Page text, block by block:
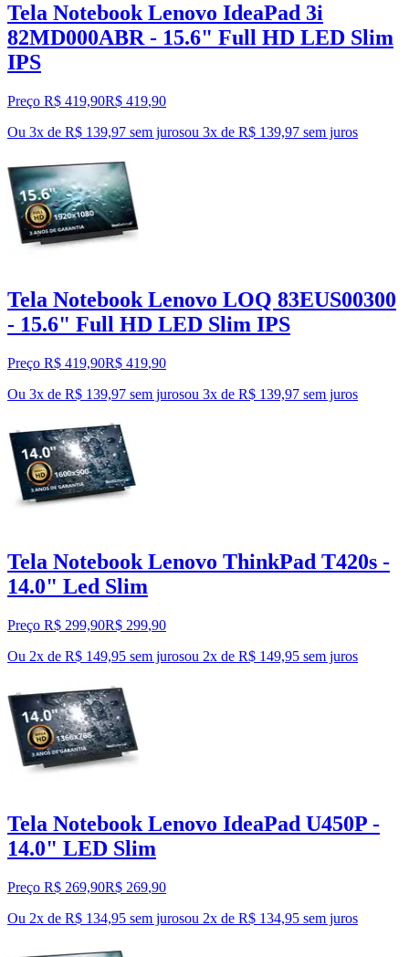
Tela Notebook Lenovo IdeaPad 3i
82MD000ABR - 15.6" Full HD LED Slim
IPS
Preço R$ 419,90R$ 419,90
Ou 3x de R$ 139,97 sem jurosou 3x de R$ 139,97 sem juros
Tela Notebook Lenovo LOQ 83EUS00300
- 15.6" Full HD LED Slim IPS
Preço R$ 419,90R$ 419,90
Ou 3x de R$ 139,97 sem jurosou 3x de R$ 139,97 sem juros
Tela Notebook Lenovo ThinkPad T420s -
14.0" Led Slim
Preço R$ 299,90R$ 299,90
Ou 2x de R$ 149,95 sem jurosou 2x de R$ 149,95 sem juros
Tela Notebook Lenovo IdeaPad U450P -
14.0" LED Slim
Preço R$ 269,90R$ 269,90
Ou 2x de R$ 134,95 sem jurosou 2x de R$ 134,95 sem juros